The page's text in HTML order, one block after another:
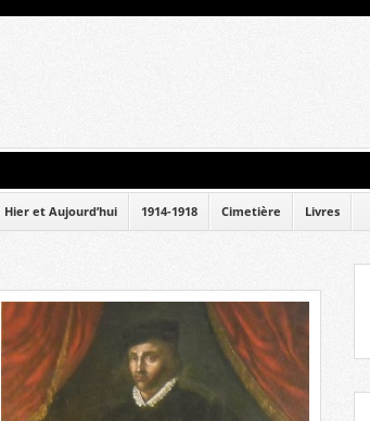
Hier et Aujourd’hui 1914-1918 Cimetière Livres